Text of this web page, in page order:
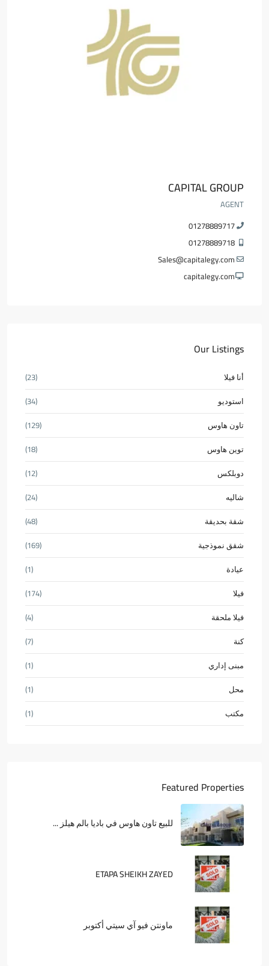
CAPITAL GROUP
AGENT
01278889717
01278889718
Sales@capitalegy.com
capitalegy.com
Our Listings
أنا فيلا
(23)
استوديو
(34)
تاون هاوس
(129)
توين هاوس
(18)
دوبلكس
(12)
شاليه
(24)
شقة بحديقة
(48)
شقق نموذجية
(169)
عيادة
(1)
فيلا
(174)
فيلا ملحقة
(4)
كنة
(7)
مبنى إداري
(1)
محل
(1)
مكتب
(1)
Featured Properties
للبيع تاون هاوس في باديا بالم هيلز ...
ETAPA SHEIKH ZAYED
ماونتن فيو آي سيتي أكتوبر